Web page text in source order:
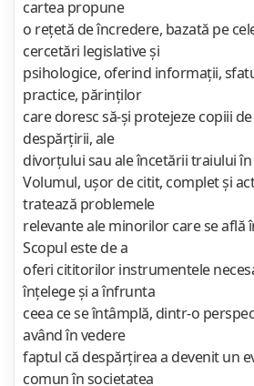
cartea propune
o rețetă de încredere, bazată pe
cercetări legislative și
psihologice, oferind informații,
practice, părinților
care doresc să-și protejeze copiii
despărțirii, ale
divorțului sau ale încetării traiului
Volumul, ușor de citit, complet și
tratează problemele
relevante ale minorilor care se află
Scopul este de a
oferi cititorilor instrumentele
înțelege și a înfrunta
ceea ce se întâmplă, dintr-o
având în vedere
faptul că despărțirea a devenit un
comun în societatea